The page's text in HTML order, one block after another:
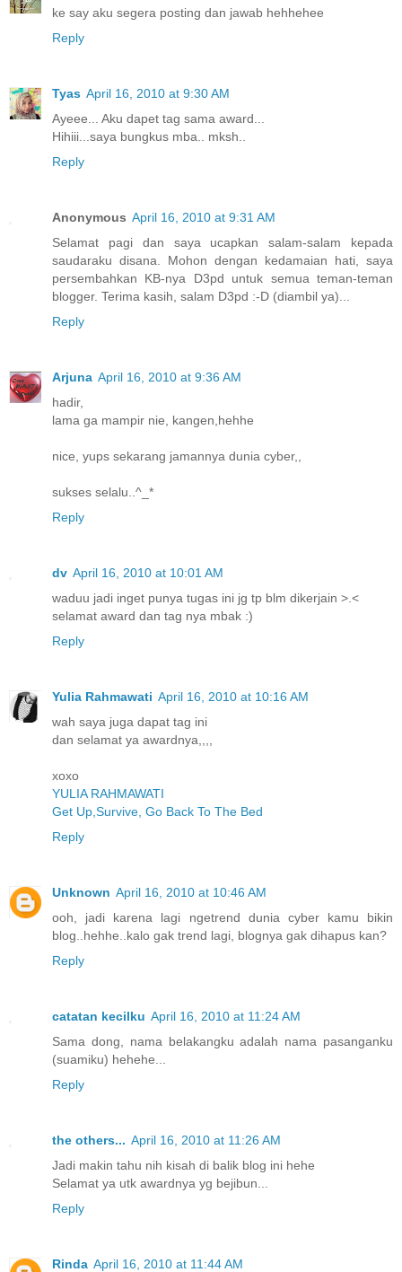
ke say aku segera posting dan jawab hehhehee
Reply
Tyas April 16, 2010 at 9:30 AM
Ayeee... Aku dapet tag sama award...
Hihiii...saya bungkus mba.. mksh..
Reply
Anonymous April 16, 2010 at 9:31 AM
Selamat pagi dan saya ucapkan salam-salam kepada
saudaraku disana. Mohon dengan kedamaian hati, saya
persembahkan KB-nya D3pd untuk semua teman-teman
blogger. Terima kasih, salam D3pd :-D (diambil ya)...
Reply
Arjuna April 16, 2010 at 9:36 AM
hadir,
lama ga mampir nie, kangen,hehhe
nice, yups sekarang jamannya dunia cyber,,
sukses selalu..^_*
Reply
dv April 16, 2010 at 10:01 AM
waduu jadi inget punya tugas ini jg tp blm dikerjain >.<
selamat award dan tag nya mbak :)
Reply
Yulia Rahmawati April 16, 2010 at 10:16 AM
wah saya juga dapat tag ini
dan selamat ya awardnya,,,,
xoxo
YULIA RAHMAWATI
Get Up,Survive, Go Back To The Bed
Reply
Unknown April 16, 2010 at 10:46 AM
ooh, jadi karena lagi ngetrend dunia cyber kamu bikin
blog..hehhe..kalo gak trend lagi, blognya gak dihapus kan?
Reply
catatan kecilku April 16, 2010 at 11:24 AM
Sama dong, nama belakangku adalah nama pasanganku
(suamiku) hehehe...
Reply
the others... April 16, 2010 at 11:26 AM
Jadi makin tahu nih kisah di balik blog ini hehe
Selamat ya utk awardnya yg bejibun...
Reply
Rinda April 16, 2010 at 11:44 AM